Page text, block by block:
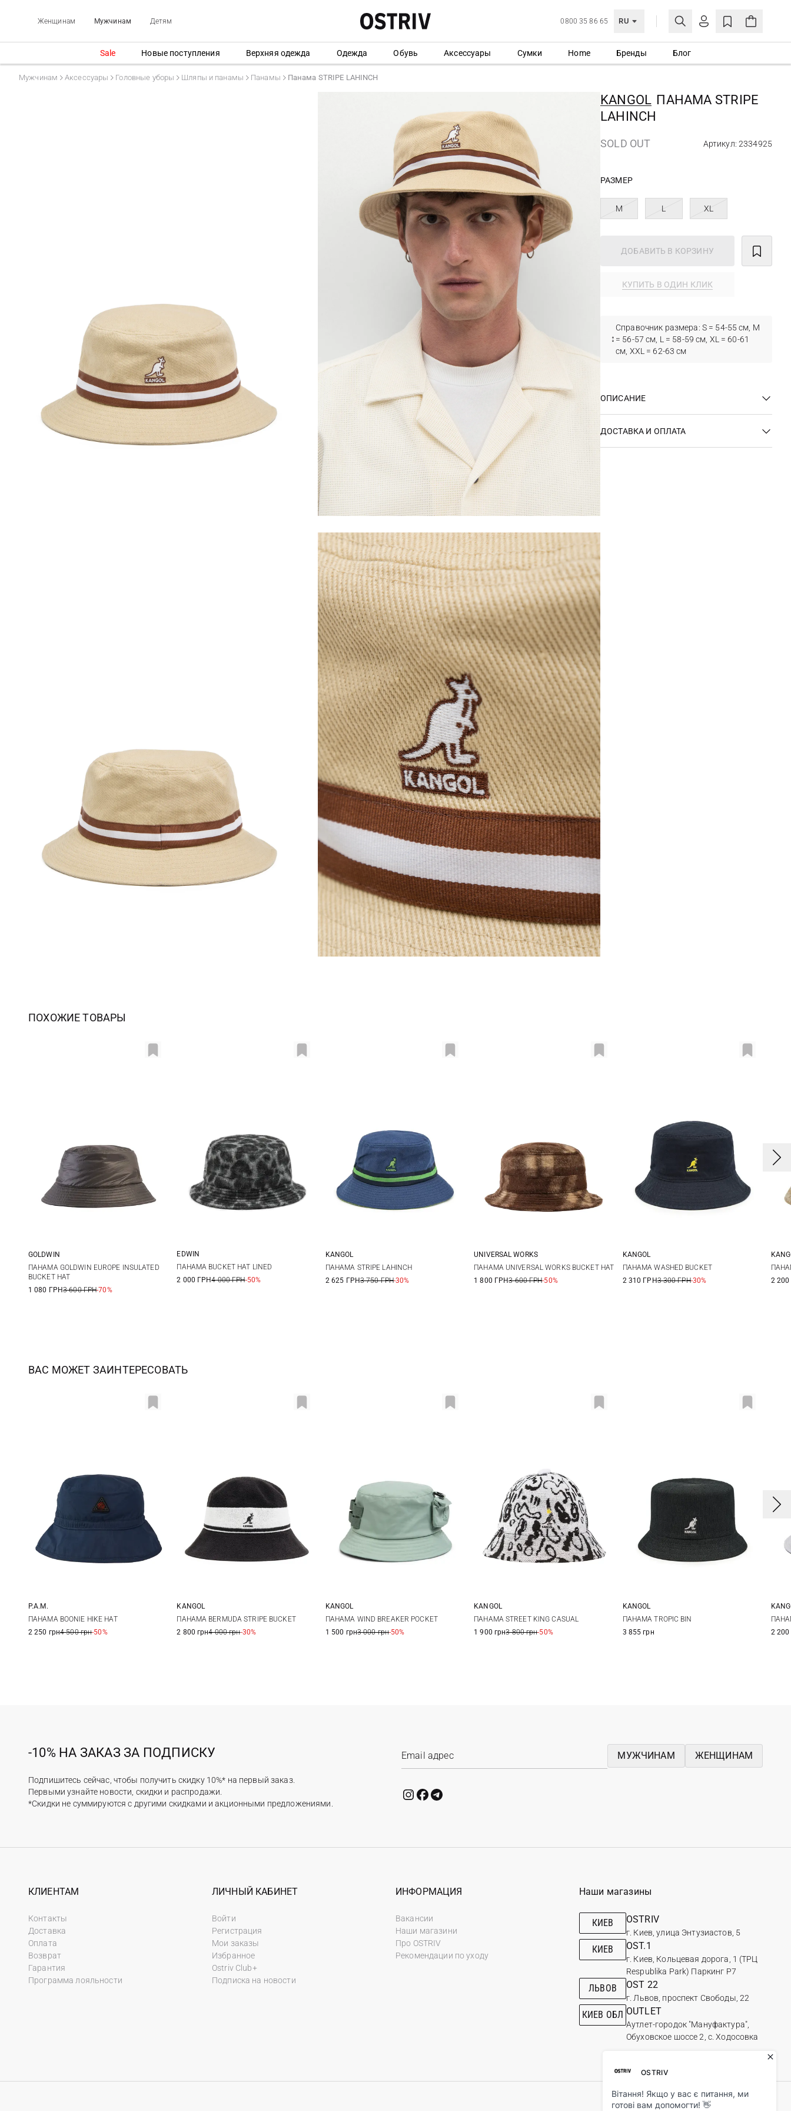
Женщинам Мужчинам Детям 0800 35 86 65 RU
ЛИЧНЫЙ КАБИНЕТ
СОЗДАТЬ УЧЕТНУЮ ЗАПИСЬ
Sale Новые поступления Верхняя одежда Одежда Обувь Аксессуары Сумки Home Бренды Блог
Мужчинам Аксессуары Головные уборы Шляпы и панамы Панамы Панама STRIPE LAHINCH
KANGOL ПАНАМА STRIPE
LAHINCH
SOLD OUT Артикул: 2334925
РАЗМЕР
M L XL
ДОБАВИТЬ В КОРЗИНУ
КУПИТЬ В ОДИН КЛИК
Справочник размера: S = 54-55 см, M
= 56-57 см, L = 58-59 см, XL = 60-61
см, XXL = 62-63 см
ОПИСАНИЕ
ДОСТАВКА И ОПЛАТА
ПОХОЖИЕ ТОВАРЫ
M L
GOLDWIN
ПАНАМА GOLDWIN EUROPE INSULATED
BUCKET HAT
1 080 ГРН3 600 ГРН-70%
1 2
EDWIN
ПАНАМА BUCKET HAT LINED
2 000 ГРН4 000 ГРН-50%
S M L
KANGOL
ПАНАМА STRIPE LAHINCH
2 625 ГРН3 750 ГРН-30%
M L
UNIVERSAL WORKS
ПАНАМА UNIVERSAL WORKS BUCKET HAT
1 800 ГРН3 600 ГРН-50%
S M XL
KANGOL
ПАНАМА WASHED BUCKET
2 310 ГРН3 300 ГРН-30%
L
2
ВАС МОЖЕТ ЗАИНТЕРЕСОВАТЬ
One size
P.A.M.
ПАНАМА BOONIE HIKE HAT
2 250 грн4 500 грн-50%
S M L XL
KANGOL
ПАНАМА BERMUDA STRIPE BUCKET
2 800 грн4 000 грн-30%
L
KANGOL
ПАНАМА WIND BREAKER POCKET
1 500 грн3 000 грн-50%
M L
KANGOL
ПАНАМА STREET KING CASUAL
1 900 грн3 800 грн-50%
S M
KANGOL
ПАНАМА TROPIC BIN
3 855 грн
M
2 200
-10% НА ЗАКАЗ ЗА ПОДПИСКУ
Подпишитесь сейчас, чтобы получить скидку 10%* на первый заказ.
Первыми узнайте новости, скидки и распродажи.
*Скидки не суммируются с другими скидками и акционными предложениями.
МУЖЧИНАМ ЖЕНЩИНАМ
КЛИЕНТАМ
Контакты
Доставка
Оплата
Возврат
Гарантия
Программа лояльности
ЛИЧНЫЙ КАБИНЕТ
Войти
Регистрация
Мои заказы
Избранное
Ostriv Club+
Подписка на новости
ИНФОРМАЦИЯ
Вакансии
Наши магазини
Про OSTRIV
Рекомендации по уходу
Наши магазины
КИЕВ OSTRIV
г. Киев, улица Энтузиастов, 5
КИЕВ OST.1
г. Киев, Кольцевая дорога, 1 (ТРЦ
Respublika Park) Паркинг Р7
ЛЬВОВ OST 22
г. Львов, проспект Свободы, 22
КИЕВ ОБЛ OUTLET
Аутлет-городок "Мануфактура",
Обуховское шоссе 2, с. Ходосовка